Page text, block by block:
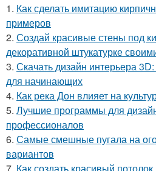
1. Как сделать имитацию
примеров
2. Создай красивые стены под
декоративной штукатурке
3. Скачать дизайн интерьера
для начинающих
4. Как река Дон влияет на
5. Лучшие программы для
профессионалов
6. Самые смешные пугала на
вариантов
7. Как создать красивый потолок